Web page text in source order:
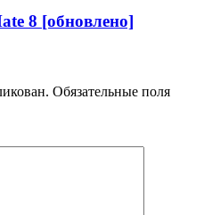
8 [обновлено]
Обязательные поля